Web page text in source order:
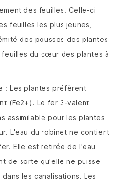
des feuilles. Celle-ci
feuilles les plus jeunes,
des pousses des plantes
feuilles du cœur des plantes à
: Les plantes préfèrent
(Fe2+). Le fer 3-valent
assimilable pour les plantes
L'eau du robinet ne contient
Elle est retirée de l'eau
de sorte qu'elle ne puisse
les canalisations. Les